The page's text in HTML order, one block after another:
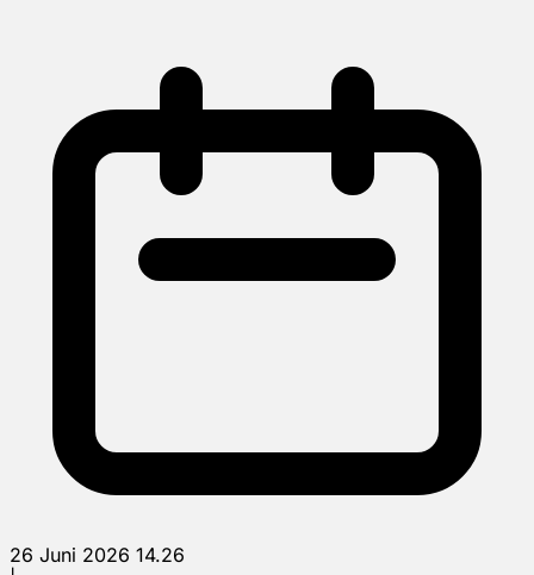
26 Juni 2026 14.26